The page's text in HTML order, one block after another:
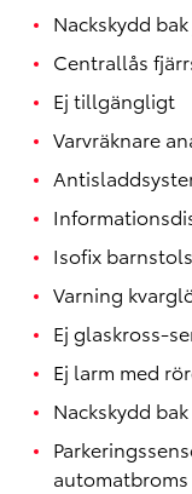
Nackskydd
Centrallås
Ej tillgängligt
Varvräknare
Isofix
Varning
Ej glaskross-
Ej larm med
Nackskydd
automatbroms